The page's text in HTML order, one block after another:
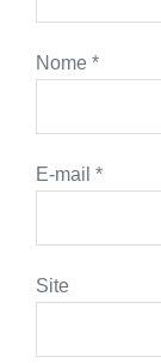
Nome *
E-mail *
Site